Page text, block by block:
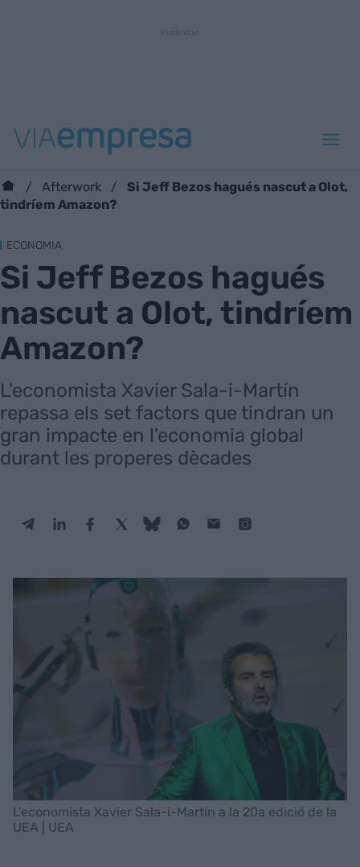
Afterwork
Si Jeff Bezos hagués nascut a Olot,
tindríem Amazon?
ECONOMIA
Si Jeff Bezos hagués
nascut a Olot, tindríem
Amazon?
L'economista Xavier Sala-i-Martín
repassa els set factors que tindran un
gran impacte en l'economia global
durant les properes dècades
L'economista Xavier Sala-i-Martín a la 20a edició de la
UEA | UEA